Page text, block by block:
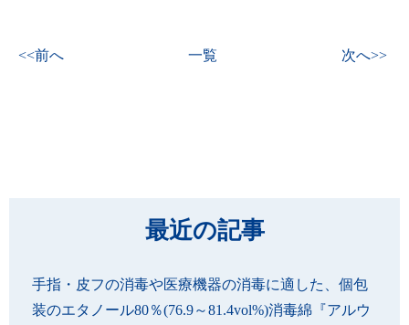
<<前へ 一覧 次へ>>
最近の記事
手指・皮フの消毒や医療機器の消毒に適した、個包
装のエタノール80％(76.9～81.4vol%)消毒綿『アルウ